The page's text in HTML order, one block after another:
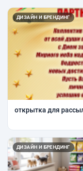
ДИЗАЙН И БРЕНДИНГ
открытка для
ДИЗАЙН И БРЕНДИНГ